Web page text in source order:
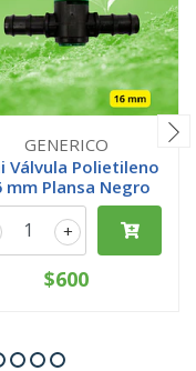
GENERICO
Válvula Polietileno
mm Plansa Negro
+
$600